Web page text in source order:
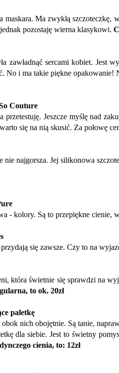
maskara. Ma zwykłą
pozostaję wierna klasykowi.
zawładnąć sercami kobiet. Jest
No i ma takie piękne
Couture
Jeszcze myślę nad
się na nią skusić. Za połowę
nie najgorsza. Jej silikonowa
- kolory. Są to przepiękne
się zawsze. Czy to na
która świetnie się sprawdzi na
to ok. 20zł
paletkę
nich obojętnie. Są tanie,
dla siebie. Jest to świetny
cienia, to: 12zł